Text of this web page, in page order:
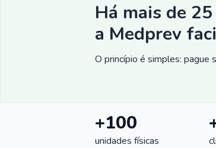
Há mais de
a Medprev
O princípio é simples: pague
+100
unidades físicas